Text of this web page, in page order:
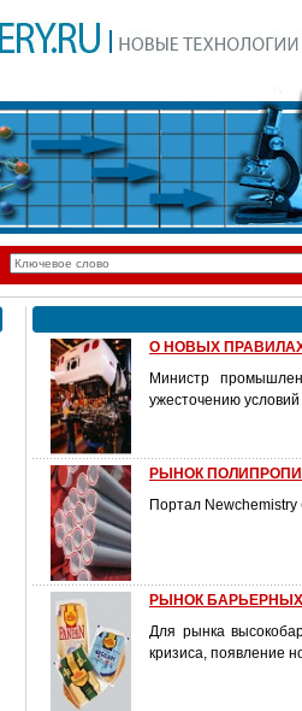
О НОВЫХ
Министр
ужесточению
РЫНОК
Портал
РЫНОК
Для рынка
кризиса, появление